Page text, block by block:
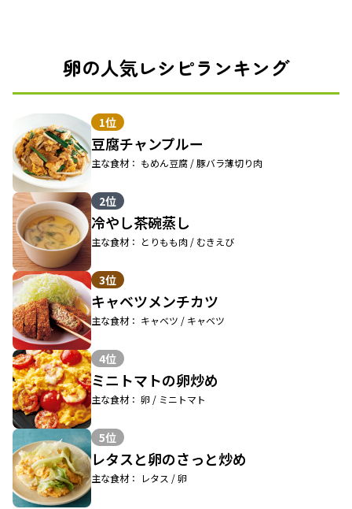
卵の人気レシピランキング
1位
豆腐チャンプルー
主な食材： もめん豆腐 / 豚バラ薄切り肉
2位
冷やし茶碗蒸し
主な食材： とりもも肉 / むきえび
3位
キャベツメンチカツ
主な食材： キャベツ / キャベツ
4位
ミニトマトの卵炒め
主な食材： 卵 / ミニトマト
5位
レタスと卵のさっと炒め
主な食材： レタス / 卵